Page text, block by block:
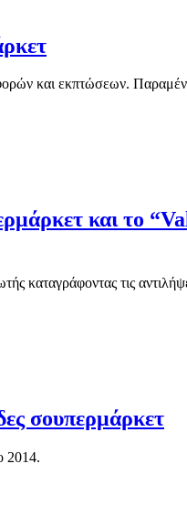
και εκπτώσεων.
και το
καταγράφοντας τις
σουπερμάρκετ
2014.